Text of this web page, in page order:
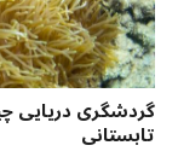
گردشگری دریایی
تابستانی